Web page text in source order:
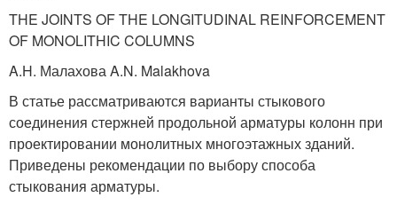
THE JOINTS OF THE LONGITUDINAL REINFORCEMENT
OF MONOLITHIC COLUMNS
A.H. Малахова A.N. Malakhova
В статье рассматриваются варианты стыкового
соединения стержней продольной арматуры колонн при
проектировании монолитных многоэтажных зданий.
Приведены рекомендации по выбору способа
стыкования арматуры.